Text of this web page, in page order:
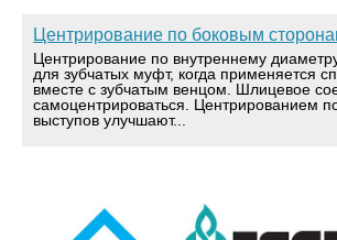
Центрирование по боковым
Центрирование по внутреннему
для зубчатых муфт, когда применяется
вместе с зубчатым венцом. Шлицевое
самоцентрироваться. Центрированием
выступов улучшают...